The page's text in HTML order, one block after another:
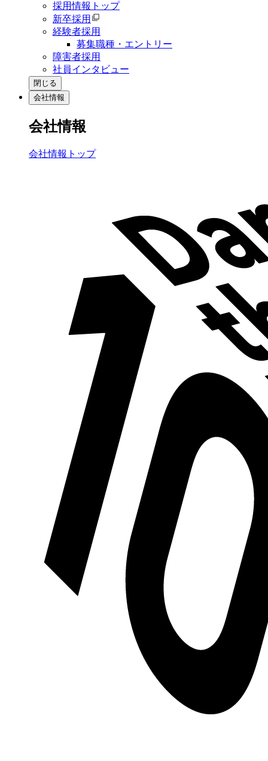
採用情報トップ
新卒採用
経験者採用
募集職種・エントリー
障害者採用
社員インタビュー
閉じる
会社情報
会社情報
会社情報トップ